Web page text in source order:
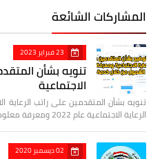
المشاركات الشائعة
23 فبراير 2023
تنويه بشأن
الاجتماعية
تنويه بشأن المتقدمين على راتب
الرعاية الاجتماعية عام 2022 ومعرفة معلوما…
02 ديسمبر 2020